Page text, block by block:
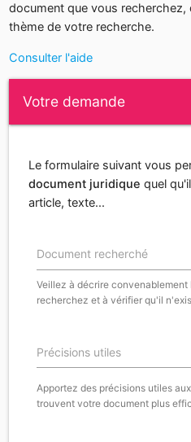
document que vous
thème de votre recherche.
Consulter l'aide
Votre demande
Le formulaire suivant vous
document juridique quel
article, texte...
Document recherché
Veillez à décrire
recherchez et à vérifier qu'il
Précisions utiles
Apportez des précisions utiles
trouvent votre document plus